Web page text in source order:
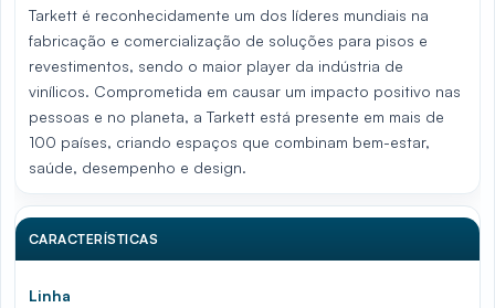
Tarkett é reconhecidamente um dos líderes mundiais na
fabricação e comercialização de soluções para pisos e
revestimentos, sendo o maior player da indústria de
vinílicos. Comprometida em causar um impacto positivo nas
pessoas e no planeta, a Tarkett está presente em mais de
100 países, criando espaços que combinam bem-estar,
saúde, desempenho e design.
CARACTERÍSTICAS
Linha